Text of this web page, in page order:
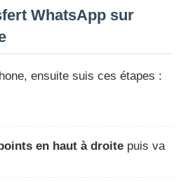
WhatsApp sur
ensuite suis ces étapes :
en haut à droite puis va